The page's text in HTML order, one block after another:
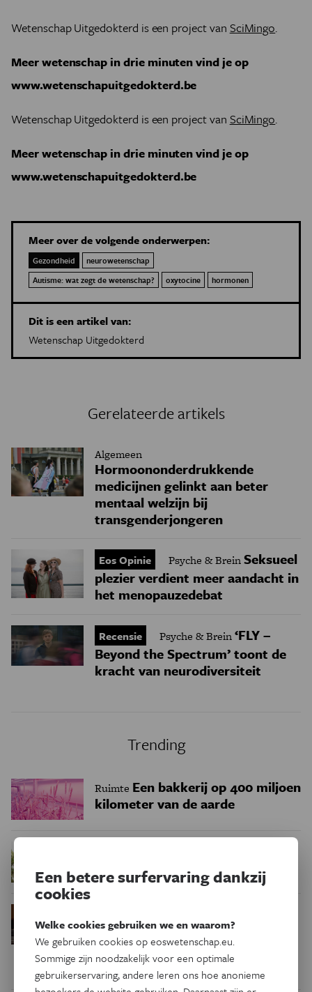
Wetenschap Uitgedokterd is een project van SciMingo.
Meer wetenschap in drie minuten vind je op
www.wetenschapuitgedokterd.be
Wetenschap Uitgedokterd is een project van SciMingo.
Meer wetenschap in drie minuten vind je op
www.wetenschapuitgedokterd.be
Meer over de volgende onderwerpen:
Gezondheid
neurowetenschap
Autisme: wat zegt de wetenschap?
oxytocine hormonen
Dit is een artikel van:
Wetenschap Uitgedokterd
Gerelateerde artikels
Algemeen
Hormoononderdrukkende
medicijnen gelinkt aan beter
mentaal welzijn bij
transgenderjongeren
Eos Opinie Psyche & BreinSeksueel
plezier verdient meer aandacht in
het menopauzedebat
Recensie Psyche & Brein‘FLY –
Beyond the Spectrum’ toont de
kracht van neurodiversiteit
Trending
Ruimte Een bakkerij op 400 miljoen
kilometer van de aarde
insecten in de winter?
in de hersenen moeten zoeken
Een betere surfervaring dankzij
cookies
Welke cookies gebruiken we en waarom?
We gebruiken cookies op eoswetenschap.eu.
Sommige zijn noodzakelijk voor een optimale
gebruikerservaring, andere leren ons hoe anonieme